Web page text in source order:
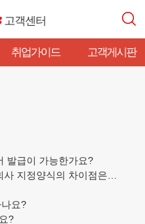
고객센터
취업가이드 고객게시판
발급이 가능한가요?
지정양식의 차이점은…
요?
?